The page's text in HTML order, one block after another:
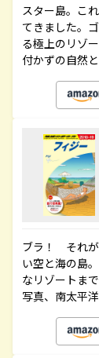
スター島。こ
てきました。
る極上のリゾ
付かずの自然
ブラ！ それが
い空と海の島
なリゾートま
写真、南太平